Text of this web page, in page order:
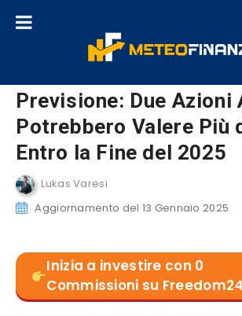
Previsione: Due Azioni
Potrebbero Valere Più
Entro la Fine del 2025
Lukas Varesi
Aggiornamento del 13 Gennaio 2025
Inizia a investire con 0
Commissioni su Freedom24